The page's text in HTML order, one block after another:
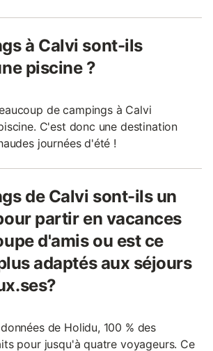
à Calvi sont-ils
piscine ?
de campings à Calvi
C'est donc une destination
journées d'été !
de Calvi sont-ils un
partir en vacances
d'amis ou est ce
adaptés aux séjours
de Holidu, 100 % des
pour jusqu'à quatre voyageurs. Ce